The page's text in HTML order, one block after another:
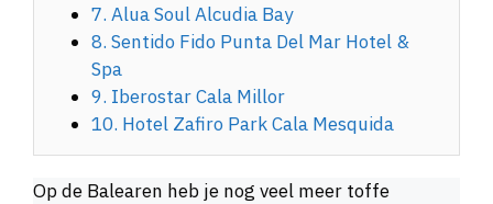
7. Alua Soul Alcudia Bay
8. Sentido Fido Punta Del Mar Hotel &
Spa
9. Iberostar Cala Millor
10. Hotel Zafiro Park Cala Mesquida
Op de Balearen heb je nog veel meer toffe